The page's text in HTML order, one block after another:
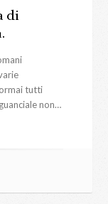
di
tutti
non…